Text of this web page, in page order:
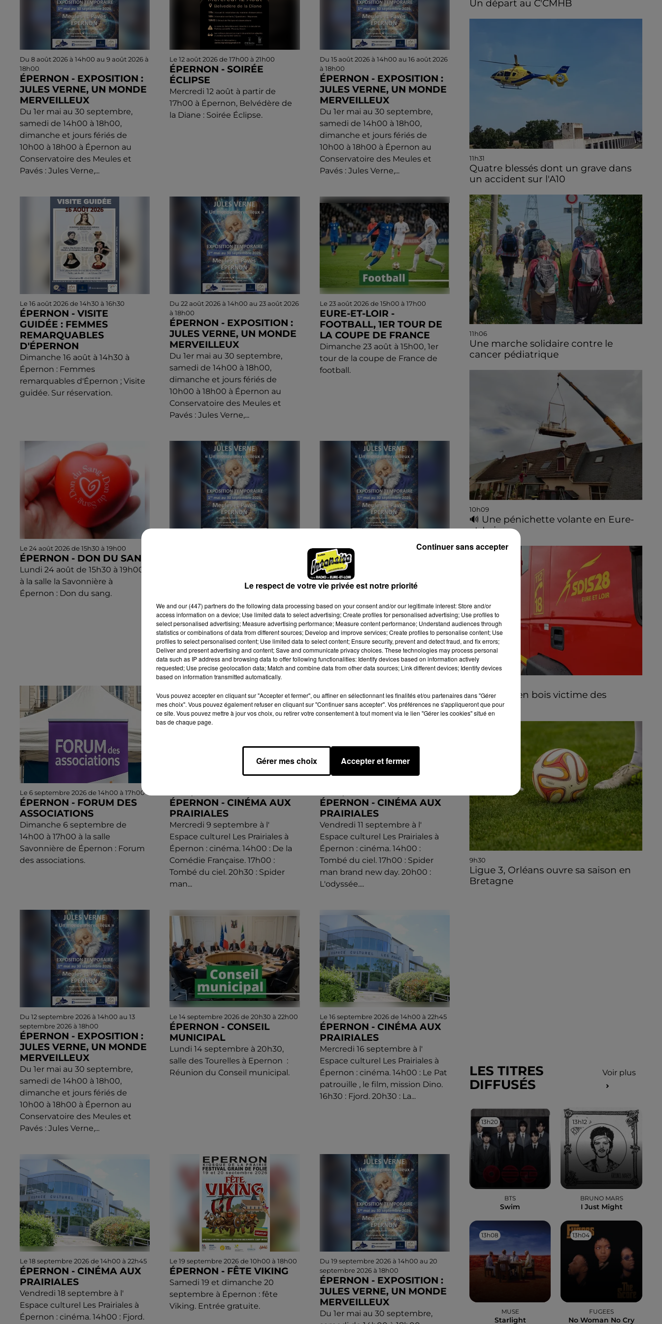
Du 8 août 2026 à 14h00 au 9 août 2026 à
18h00
ÉPERNON - EXPOSITION :
JULES VERNE, UN MONDE
MERVEILLEUX
Du 1er mai au 30 septembre,
samedi de 14h00 à 18h00,
dimanche et jours fériés de
10h00 à 18h00 à Épernon au
Conservatoire des Meules et
Pavés : Jules Verne,...
Le 12 août 2026 de 17h00 à 21h00
ÉPERNON - SOIRÉE
ÉCLIPSE
Mercredi 12 août à partir de
17h00 à Épernon, Belvédère de
la Diane : Soirée Éclipse.
Du 15 août 2026 à 14h00 au 16 août 2026
à 18h00
ÉPERNON - EXPOSITION :
JULES VERNE, UN MONDE
MERVEILLEUX
Du 1er mai au 30 septembre,
samedi de 14h00 à 18h00,
dimanche et jours fériés de
10h00 à 18h00 à Épernon au
Conservatoire des Meules et
Pavés : Jules Verne,...
Le 16 août 2026 de 14h30 à 16h30
ÉPERNON - VISITE
GUIDÉE : FEMMES
REMARQUABLES
D'ÉPERNON
Dimanche 16 août à 14h30 à
Épernon : Femmes
remarquables d'Épernon ; Visite
guidée. Sur réservation.
Du 22 août 2026 à 14h00 au 23 août 2026
à 18h00
ÉPERNON - EXPOSITION :
JULES VERNE, UN MONDE
MERVEILLEUX
Du 1er mai au 30 septembre,
samedi de 14h00 à 18h00,
dimanche et jours fériés de
10h00 à 18h00 à Épernon au
Conservatoire des Meules et
Pavés : Jules Verne,...
Le 23 août 2026 de 15h00 à 17h00
EURE-ET-LOIR -
FOOTBALL, 1ER TOUR DE
LA COUPE DE FRANCE
Dimanche 23 août à 15h00, 1er
tour de la coupe de France de
football.
Le 24 août 2026 de 15h30 à 19h00
ÉPERNON - DON DU SANG
Lundi 24 août de 15h30 à 19h00
à la salle la Savonnière à
Épernon : Don du sang.
samedi de 14h00 à 18h00,
dimanche et jours fériés de
10h00 à 18h00 à Épernon au
Conservatoire des Meules et
Pavés : Jules Verne,...
Du 5 septembre 2026 à 14h00 au 6
septembre 2026 à 18h00
ÉPERNON - EXPOSITION :
JULES VERNE, UN MONDE
MERVEILLEUX
samedi de 14h00 à 18h00,
dimanche et jours fériés de
10h00 à 18h00 à Épernon au
Conservatoire des Meules et
Pavés : Jules Verne,...
Le 6 septembre 2026 de 14h00 à 17h00
ÉPERNON - FORUM DES
ASSOCIATIONS
Dimanche 6 septembre de
14h00 à 17h00 à la salle
Savonnière de Épernon : Forum
des associations.
ÉPERNON - CINÉMA AUX
PRAIRIALES
Mercredi 9 septembre à l'
Espace culturel Les Prairiales à
Épernon : cinéma. 14h00 : De la
Comédie Française. 17h00 :
Tombé du ciel. 20h30 : Spider
man...
ÉPERNON - CINÉMA AUX
PRAIRIALES
Vendredi 11 septembre à l'
Espace culturel Les Prairiales à
Épernon : cinéma. 14h00 :
Tombé du ciel. 17h00 : Spider
man brand new day. 20h00 :
L'odyssée....
Du 12 septembre 2026 à 14h00 au 13
septembre 2026 à 18h00
ÉPERNON - EXPOSITION :
JULES VERNE, UN MONDE
MERVEILLEUX
Du 1er mai au 30 septembre,
samedi de 14h00 à 18h00,
dimanche et jours fériés de
10h00 à 18h00 à Épernon au
Conservatoire des Meules et
Pavés : Jules Verne,...
Le 14 septembre 2026 de 20h30 à 22h00
ÉPERNON - CONSEIL
MUNICIPAL
Lundi 14 septembre à 20h30,
salle des Tourelles à Epernon :
Réunion du Conseil municipal.
Le 16 septembre 2026 de 14h00 à 22h45
ÉPERNON - CINÉMA AUX
PRAIRIALES
Mercredi 16 septembre à l'
Espace culturel Les Prairiales à
Épernon : cinéma. 14h00 : Le Pat
patrouille , le film, mission Dino.
16h30 : Fjord. 20h30 : La...
Le 18 septembre 2026 de 14h00 à 22h45
ÉPERNON - CINÉMA AUX
PRAIRIALES
Vendredi 18 septembre à l'
Espace culturel Les Prairiales à
Épernon : cinéma. 14h00 : Fjord.
Le 19 septembre 2026 de 10h00 à 18h00
ÉPERNON - FÊTE VIKING
Samedi 19 et dimanche 20
septembre à Épernon : fête
Viking. Entrée gratuite.
Du 19 septembre 2026 à 14h00 au 20
septembre 2026 à 18h00
ÉPERNON - EXPOSITION :
JULES VERNE, UN MONDE
MERVEILLEUX
Du 1er mai au 30 septembre,
Un départ au C'CMHB
11h31
Quatre blessés dont un grave dans
un accident sur l'A10
11h06
Une marche solidaire contre le
cancer pédiatrique
10h09
🔊 Une pénichette volante en Eure-
et-Loir
Un chalet en bois victime des
flammes
9h30
Ligue 3, Orléans ouvre sa saison en
Bretagne
LES TITRES
DIFFUSÉS
Voir plus
13h20
13h20
BTS
Swim
13h12
13h12
BRUNO MARS
I Just Might
13h08
13h08
MUSE
Starlight
13h04
13h04
FUGEES
No Woman No Cry
Le respect de votre vie privée est notre priorité
We and our (447) partnersdo the following data processing based on your consent and/or our legitimate interest: Store and/or
access information on a device; Use limited data to select advertising; Create profiles for personalised advertising; Use profiles to
select personalised advertising; Measure advertising performance; Measure content performance; Understand audiences through
statistics or combinations of data from different sources; Develop and improve services; Create profiles to personalise content; Use
profiles to select personalised content; Use limited data to select content; Ensure security, prevent and detect fraud, and fix errors;
Deliver and present advertising and content; Save and communicate privacy choices. These technologies may process personal
data such as IP address and browsing data to offer following functionalities: Identify devices based on information actively
requested; Use precise geolocation data; Match and combine data from other data sources; Link different devices; Identify devices
based on information transmitted automatically.
Vous pouvez accepter en cliquant sur "Accepter et fermer", ou affiner en sélectionnant les finalités et/ou partenaires dans "Gérer
mes choix". Vous pouvez également refuser en cliquant sur "Continuer sans accepter". Vos préférences ne s'appliqueront que pour
ce site. Vous pouvez mettre à jour vos choix, ou retirer votre consentement à tout moment via le lien "Gérer les cookies" situé en
bas de chaque page.
Gérer mes choix Accepter et fermer
Continuer sans accepter